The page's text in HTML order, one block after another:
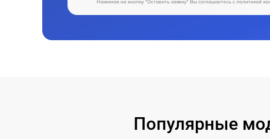
Нажимая на кнопку "Оставить заявку" Вы соглашаетесь c политикой
Популярные